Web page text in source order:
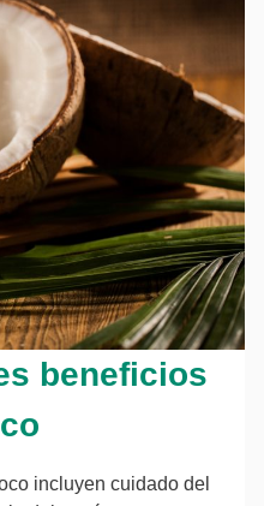
beneficios
incluyen cuidado del